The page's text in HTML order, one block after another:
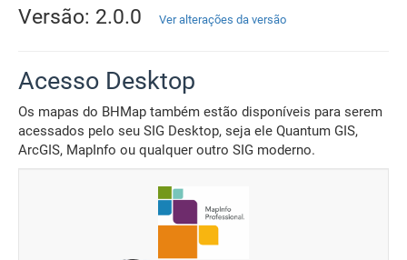
Versão: 2.0.0 Ver alterações da versão
Acesso Desktop
Os mapas do BHMap também estão disponíveis para serem
acessados pelo seu SIG Desktop, seja ele Quantum GIS,
ArcGIS, MapInfo ou qualquer outro SIG moderno.